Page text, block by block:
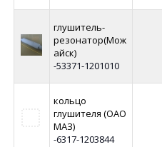
глушитель-
резонатор(Мож
айск)
-53371-1201010
кольцо
глушителя (ОАО
МАЗ)
-6317-1203844